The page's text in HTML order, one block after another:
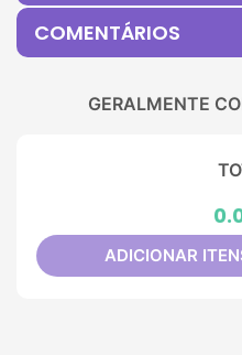
COMENTÁRIOS
GERALMENTE
ADICIONAR